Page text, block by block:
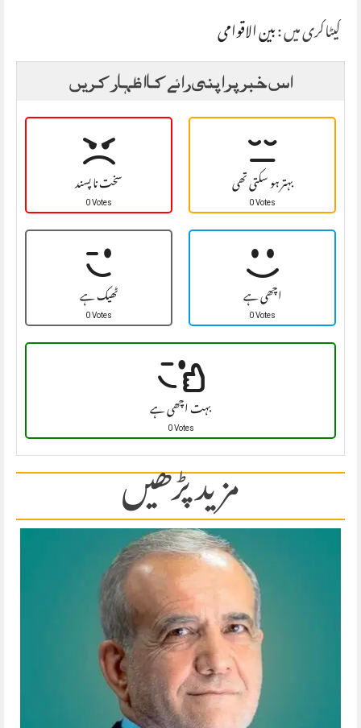
کیٹاگری میں :بین الاقوامی
اس خبر پر اپنی رائے کا اظہار کریں
سخت نا پسند
0 Votes بہتر ہو سکتی تھی
0 Votes
ٹھیک ہے
0 Votes اچھی ہے
0 Votes
بہت اچھی ہے
0 Votes
مزید پڑھیں